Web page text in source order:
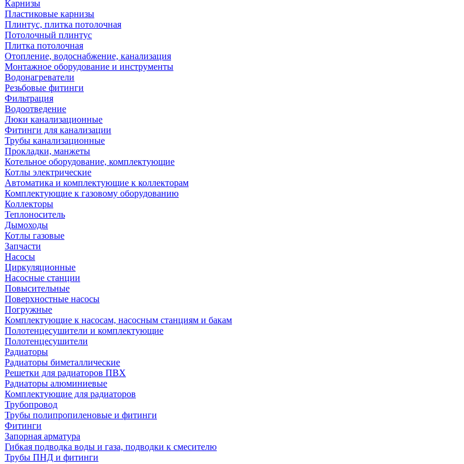
Карнизы
Пластиковые карнизы
Плинтус, плитка потолочная
Потолочный плинтус
Плитка потолочная
Отопление, водоснабжение, канализация
Монтажное оборудование и инструменты
Водонагреватели
Резьбовые фитинги
Фильтрация
Водоотведение
Люки канализационные
Фитинги для канализации
Трубы канализационные
Прокладки, манжеты
Котельное оборудование, комплектующие
Котлы электрические
Автоматика и комплектующие к коллекторам
Комплектующие к газовому оборудованию
Коллекторы
Теплоноситель
Дымоходы
Котлы газовые
Запчасти
Насосы
Циркуляционные
Насосные станции
Повысительные
Поверхностные насосы
Погружные
Комплектующие к насосам, насосным станциям и бакам
Полотенцесушители и комплектующие
Полотенцесушители
Радиаторы
Радиаторы биметаллические
Решетки для радиаторов ПВХ
Радиаторы алюминиевые
Комплектующие для радиаторов
Трубопровод
Трубы полипропиленовые и фитинги
Фитинги
Запорная арматура
Гибкая подводка воды и газа, подводки к смесителю
Трубы ПНД и фитинги